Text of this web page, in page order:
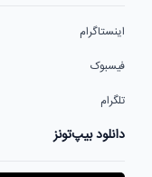
اینستاگرام
فیسبوک
تلگرام
دانلود بیپ‌تونز